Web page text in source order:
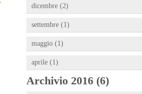
dicembre (2)
settembre (1)
maggio (1)
aprile (1)
Archivio 2016 (6)